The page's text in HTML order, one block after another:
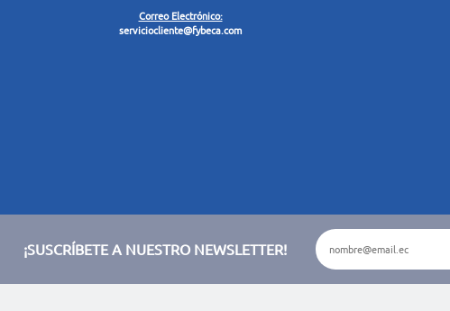
Correo Electrónico:
serviciocliente@fybeca.com
¡SUSCRÍBETE A NUESTRO NEWSLETTER!